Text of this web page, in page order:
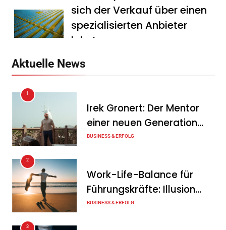
sich der Verkauf über einen
spezialisierten Anbieter
lohnt
Mitarbeitergespräch pro
Jahr nichts verändert – und
was stattdessen
Verbindlichkeit schafft
Tanja Schiller 7. August 2026
Wenn jede Minute zählt: Wie
Onboard-Kurier-Spezialist
Aktuelle News
1
Irek Gronert: Der Mentor
einer neuen Generation
von Unternehmern
BUSINESS & ERFOLG
2
Work-Life-Balance für
Führungskräfte: Illusion
oder echte Chance?
BUSINESS & ERFOLG
3